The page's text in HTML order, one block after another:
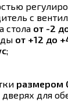
с
стола от -2
от +12 до
;
размером
дверях для